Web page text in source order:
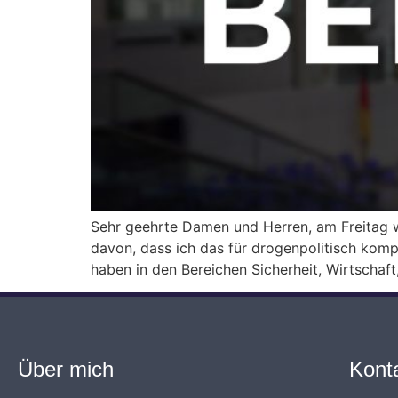
Sehr geehrte Damen und Herren, am
davon, dass ich das für drogenpolitisch
haben in den Bereichen Sicherheit,
Über mich